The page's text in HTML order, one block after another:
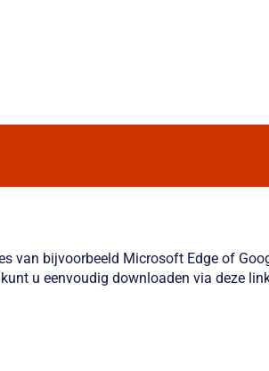
van bijvoorbeeld Microsoft Edge of
u eenvoudig downloaden via deze